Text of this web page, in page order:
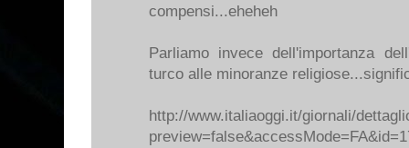
compensi...eheheh
Parliamo invece dell'importanza
turco alle minoranze
http://www.italiaoggi.it/giornali/